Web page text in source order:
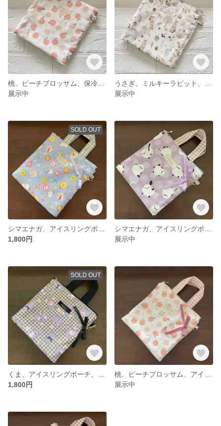
展示中
展示中
SOLD OUT
1,800円
展示中
SOLD OUT
1,800円
展示中